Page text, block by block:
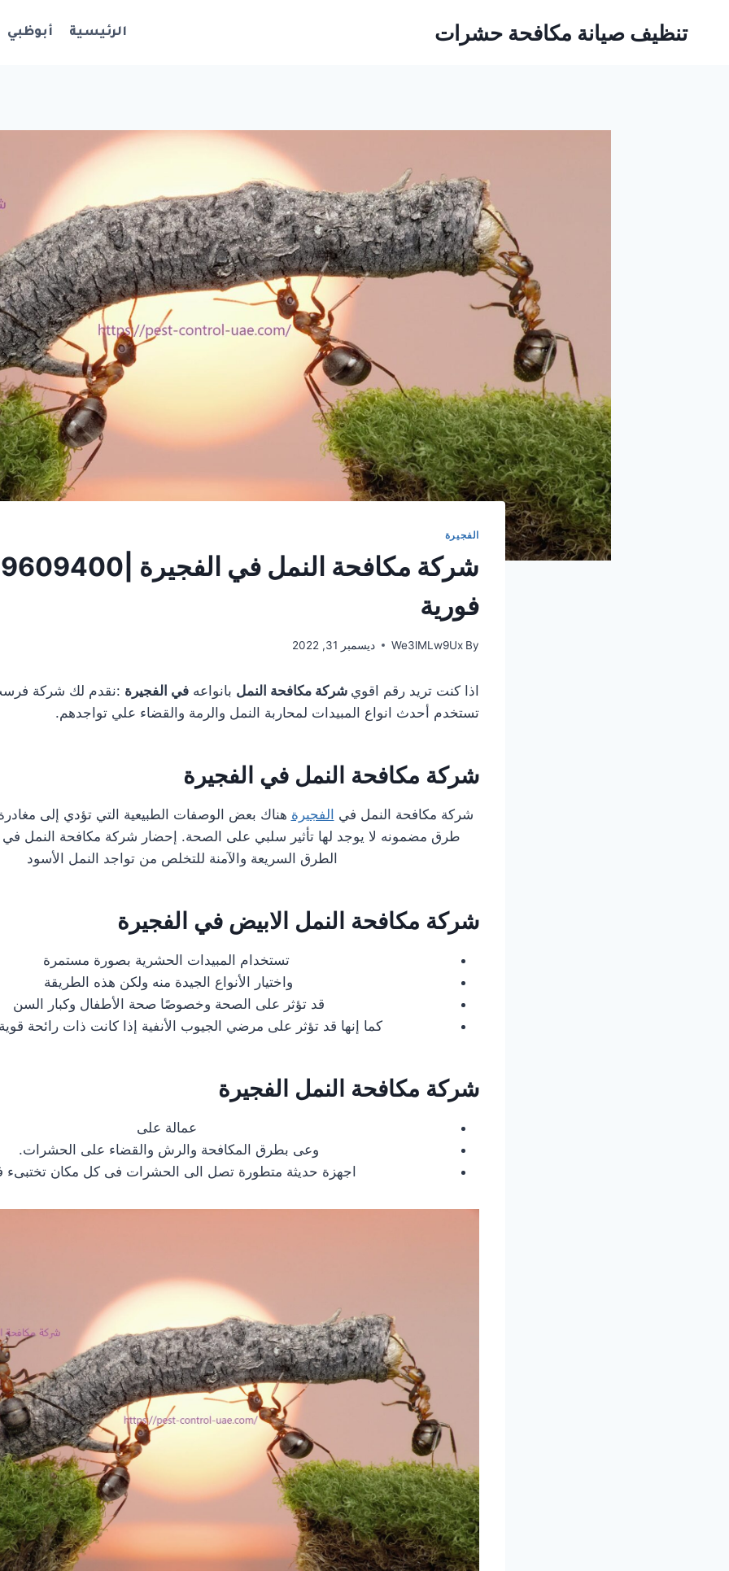
تنظيف صيانة مكافحة حشرات الرئيسية أبوظبي
الفجيرة
فورية
By
We3lMLw9Ux ديسمبر 31, 2022
اذا كنت تريد رقم اقوي شركة مكافحة النمل بانواعه في الفجيرة :نقدم لك شركة
تستخدم أحدث انواع المبيدات لمحاربة النمل والرمة والقضاء علي تواجدهم.
شركة مكافحة النمل في الفجيرة
شركة مكافحة النمل في الفجيرة هناك بعض الوصفات الطبيعية التي تؤدي إلى
طرق مضمونه لا يوجد لها تأثير سلبي على الصحة. إحضار شركة مكافحة النمل
الطرق السريعة والآمنة للتخلص من تواجد النمل الأسود
شركة مكافحة النمل الابيض في الفجيرة
تستخدام المبيدات الحشرية بصورة مستمرة
واختيار الأنواع الجيدة منه ولكن هذه الطريقة
قد تؤثر على الصحة وخصوصًا صحة الأطفال وكبار السن
كما إنها قد تؤثر على مرضي الجيوب الأنفية إذا كانت ذات رائحة
شركة مكافحة النمل الفجيرة
عمالة على
وعى بطرق المكافحة والرش والقضاء على الحشرات.
اجهزة حديثة متطورة تصل الى الحشرات فى كل مكان تختبىء